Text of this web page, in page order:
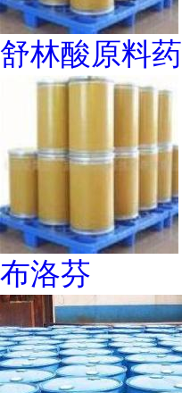
舒林酸原料药
布洛芬